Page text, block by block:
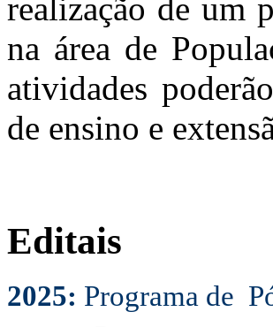
realização de um
na área de
atividades
de ensino e
Editais
2025: Programa de